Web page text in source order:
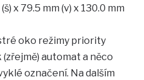
x 79.5 mm (v) x 130.0 mm
oko režimy priority
(zřejmě) automat a něco
označení. Na dalším